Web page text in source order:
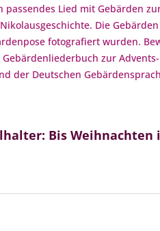
Lied mit Gebärden
Die
fotografiert wurden.
zur
der Deutschen
Bis